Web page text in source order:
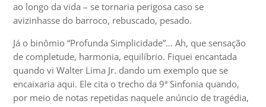
ao longo da vida – se tornaria perigosa caso se
avizinhasse do barroco, rebuscado, pesado.
Já o binômio “Profunda Simplicidade”… Ah, que sensação
de completude, harmonia, equilíbrio. Fiquei encantada
quando vi Walter Lima Jr. dando um exemplo que se
encaixaria aqui. Ele cita o trecho da 9ª Sinfonia quando,
por meio de notas repetidas naquele anúncio de tragédia,